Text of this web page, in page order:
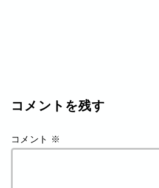
コメントを残す
コメント ※